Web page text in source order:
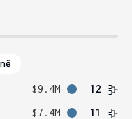
$9.4M
12
$7.4M 11